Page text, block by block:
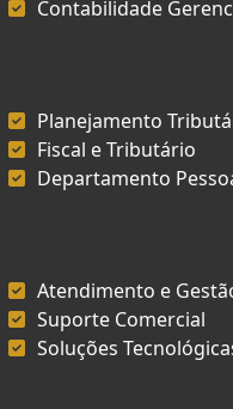
Contabilidade
Planejamento
Fiscal e Tributário
Departamento
Atendimento e
Suporte Comercial
Soluções